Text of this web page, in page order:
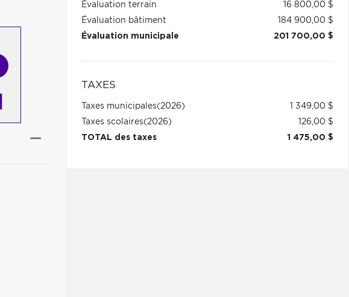
Évaluation terrain
16 800,00 $
Évaluation bâtiment
184 900,00 $
Évaluation municipale
201 700,00 $
TAXES
Taxes municipales(2026)
1 349,00 $
Taxes scolaires(2026)
126,00 $
TOTAL des taxes
1 475,00 $